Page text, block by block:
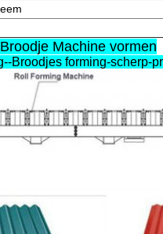
Machine vormen
Broodjes forming-scherp-